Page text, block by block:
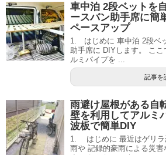
車中泊 2段ベットを
ースバン助手席に簡
ペースアップ
1. はじめに 車中泊 2段ベ
助手席に DIYします。 こ
ルミパイプを ...
記事を
雨避け屋根がある自
壁を利用してアルミ
波板で簡単DIY
1. はじめに 最近はゲリラ
雨や 記録的豪雨による災害